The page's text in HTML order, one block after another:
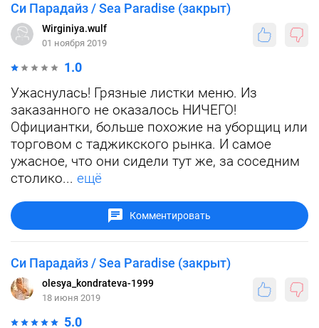
Си Парадайз / Sea Paradise (закрыт)
Wirginiya.wulf
01 ноября 2019
1.0
Ужаснулась! Грязные листки меню. Из
заказанного не оказалось НИЧЕГО!
Официантки, больше похожие на уборщиц или
торговом с таджикского рынка. И самое
ужасное, что они сидели тут же, за соседним
столико... ещё
Комментировать
Си Парадайз / Sea Paradise (закрыт)
olesya_kondrateva-1999
18 июня 2019
5.0